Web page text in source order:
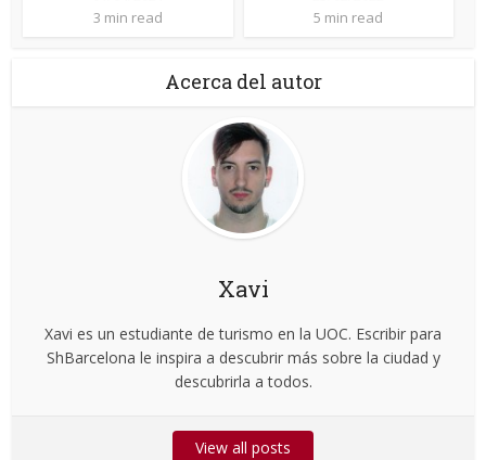
3 min read
5 min read
Acerca del autor
Xavi
Xavi es un estudiante de turismo en la UOC. Escribir para
ShBarcelona le inspira a descubrir más sobre la ciudad y
descubrirla a todos.
View all posts